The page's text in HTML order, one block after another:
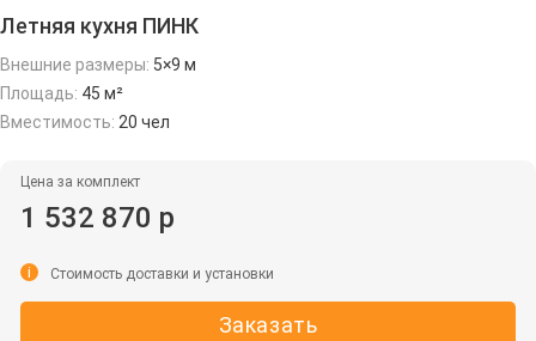
Летняя кухня ПИНК
Внешние размеры: 5×9 м
Площадь: 45 м²
Вместимость: 20 чел
Цена за комплект
1 532 870 р
Заказать
i Стоимость доставки и установки